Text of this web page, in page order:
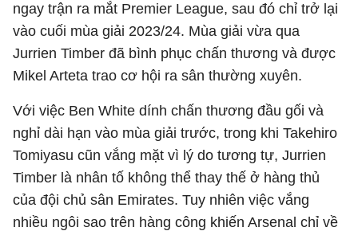
ngay trận ra mắt Premier League, sau đó chỉ trở lại
vào cuối mùa giải 2023/24. Mùa giải vừa qua
Jurrien Timber đã bình phục chấn thương và được
Mikel Arteta trao cơ hội ra sân thường xuyên.
Với việc Ben White dính chấn thương đầu gối và
nghỉ dài hạn vào mùa giải trước, trong khi Takehiro
Tomiyasu cũn vắng mặt vì lý do tương tự, Jurrien
Timber là nhân tố không thể thay thế ở hàng thủ
của đội chủ sân Emirates. Tuy nhiên việc vắng
nhiều ngôi sao trên hàng công khiến Arsenal chỉ về